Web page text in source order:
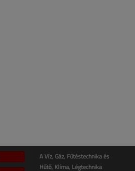
A Víz, Gáz, Fűtéstechnika és
Hűtő, Klíma, Légtechnika